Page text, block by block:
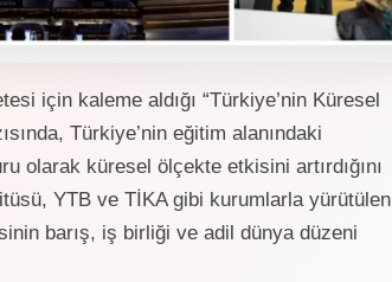
için kaleme aldığı “Türkiye’nin Küresel
Türkiye’nin eğitim alanındaki
olarak küresel ölçekte etkisini artırdığını
YTB ve TİKA gibi kurumlarla yürütülen
barış, iş birliği ve adil dünya düzeni